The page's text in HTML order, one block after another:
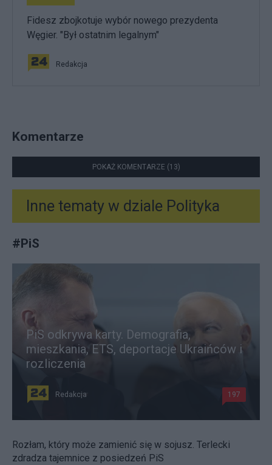
Fidesz zbojkotuje wybór nowego prezydenta
Węgier. "Był ostatnim legalnym"
Redakcja
Komentarze
POKAŻ KOMENTARZE (13)
Inne tematy w dziale Polityka
#PiS
PiS odkrywa karty. Demografia,
mieszkania, ETS, deportacje Ukraińców i
rozliczenia
Redakcja 197
Rozłam, który może zamienić się w sojusz. Terlecki
zdradza tajemnice z posiedzeń PiS